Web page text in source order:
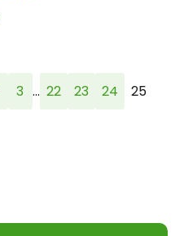
3 ... 22 23 24 25